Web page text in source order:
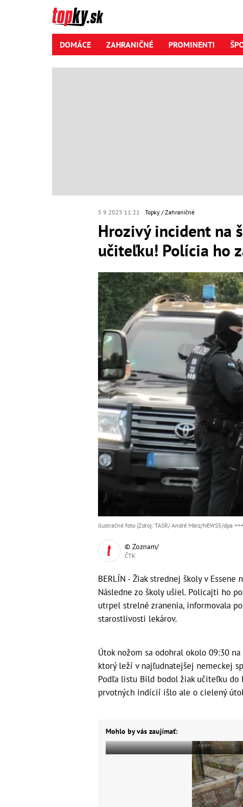
DOMÁCE ZAHRANIČNÉ PROMINENTI
5.9.2025 11:21 Topky Zahraničné
Hrozivý incident na
učiteľku! Polícia ho
Ilustračné foto (Zdroj: TASR/ André März/NEWS5/dpa
© Zoznam/
ČTK
BERLÍN - Žiak strednej školy v
Následne zo školy ušiel. Policajti ho
utrpel strelné zranenia, informovala
starostlivosti lekárov.
Útok nožom sa odohral okolo 09:30
ktorý leží v najľudnatejšej nemeckej
Podľa listu Bild bodol žiak učiteľku do
prvotných indícií išlo ale o cielený
Mohlo by vás zaujímať: